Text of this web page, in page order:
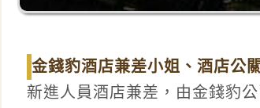
金錢豹酒店兼差小姐、酒店公
新進人員酒店兼差，由金錢豹